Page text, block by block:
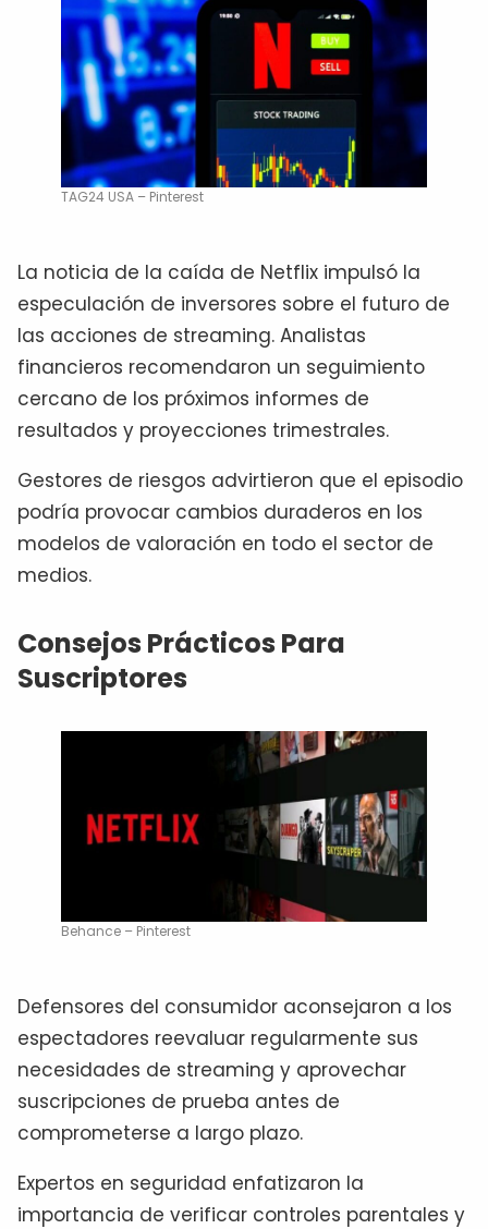
TAG24 USA – Pinterest
La noticia de la caída de Netflix impulsó la
especulación de inversores sobre el futuro de
las acciones de streaming. Analistas
financieros recomendaron un seguimiento
cercano de los próximos informes de
resultados y proyecciones trimestrales.
Gestores de riesgos advirtieron que el episodio
podría provocar cambios duraderos en los
modelos de valoración en todo el sector de
medios.
Consejos Prácticos Para
Suscriptores
Behance – Pinterest
Defensores del consumidor aconsejaron a los
espectadores reevaluar regularmente sus
necesidades de streaming y aprovechar
suscripciones de prueba antes de
comprometerse a largo plazo.
Expertos en seguridad enfatizaron la
importancia de verificar controles parentales y